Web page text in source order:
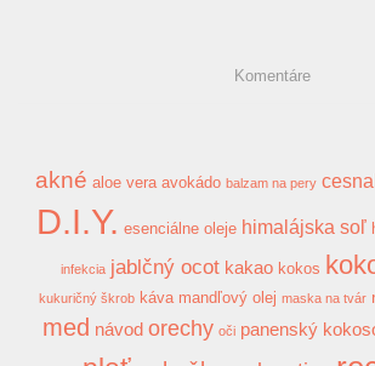
Komentáre
akné aloe vera avokádo balzam na pery
D.I.Y. esenciálne oleje himalájska soľ
infekcia jablčný ocot kakao kokos
kukuričný škrob káva mandľový olej maska na tvár
med návod orechy oči panenský